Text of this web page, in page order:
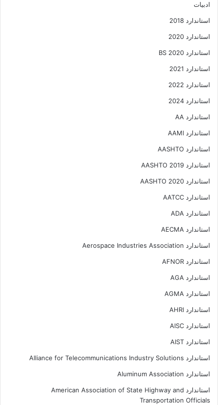
ادبیات
استاندارد 2018
استاندارد 2020
استاندارد 2020 BS
استاندارد 2021
استاندارد 2022
استاندارد 2024
استاندارد AA
استاندارد AAMI
استاندارد AASHTO
استاندارد AASHTO 2019
استاندارد AASHTO 2020
استاندارد AATCC
استاندارد ADA
استاندارد AECMA
استاندارد Aerospace Industries Association
استاندارد AFNOR
استاندارد AGA
استاندارد AGMA
استاندارد AHRI
استاندارد AISC
استاندارد AIST
استاندارد Alliance for Telecommunications Industry Solutions
استاندارد Aluminum Association
استاندارد American Association of State Highway and
Transportation Officials